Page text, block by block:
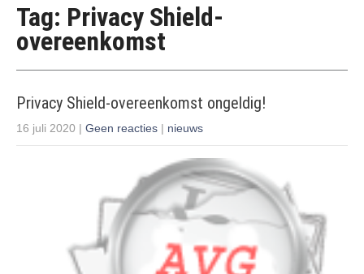
Tag: Privacy Shield-
overeenkomst
Privacy Shield-overeenkomst ongeldig!
16 juli 2020 | Geen reacties | nieuws